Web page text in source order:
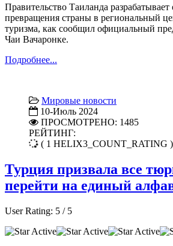
Правительство Таиланда разрабатывает
превращения страны в региональный
туризма, как сообщил официальный
Чаи Вачаронке.
Подробнее...
Мировые новости
10-Июль 2024
ПРОСМОТРЕНО: 1485
РЕЙТИНГ:
( 1 HELIX3_COUNT_RATING )
Турция призвала все
перейти на единый
User Rating: 5 / 5